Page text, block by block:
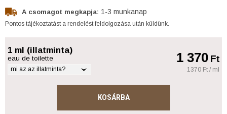
A csomagot megkapja: 1-3 munkanap
Pontos tájékoztatást a rendelést feldolgozása után küldünk.
1 ml (illatminta)
eau de toilette
mi az az illatminta?
1 370Ft
1370 Ft / ml
KOSÁRBA